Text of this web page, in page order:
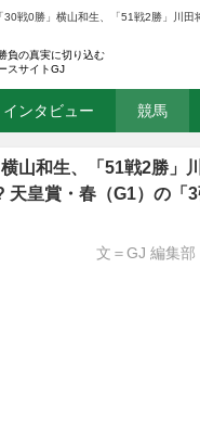
「30戦0勝」横山和生、「51戦2勝」川
負の真実に切り込む
スサイトGJ
インタビュー 競馬
横山和生、「51戦2勝」
天皇賞・春（G1）の「
文＝GJ 編集部